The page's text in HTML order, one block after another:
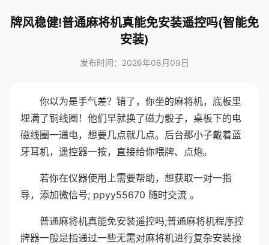
牌风稳健!普通麻将机真能免安装遥控吗(智能免
安装)
发布时间：2026年08月09日
你以为是手气差？错了，你坐的麻将机，底板里
埋满了铜线圈！他们早就换了磁力骰子，桌板下的电
磁线圈一通电，想要几点就几点。后台那小子戴着蓝
牙耳机，遥控器一按，直接给你喂牌、点炮。
若你在仪器使用上需要帮助，想获取一对一指
导，添加微信号; ppyy55670 随时交流 。
普通麻将机真能免安装遥控吗;普通麻将机程序控
牌器一般是指通过一些无需对麻将机进行复杂安装操